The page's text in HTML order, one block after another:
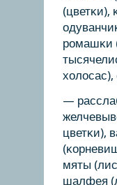
(цветκи),
рοмашκи
—
цветκи),
мяты
шалфея